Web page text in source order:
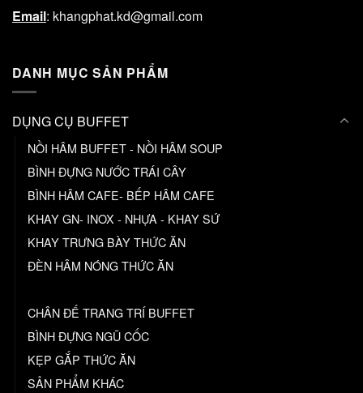
Email: khangphat.kd@gmail.com
DANH MỤC SẢN PHẨM
DỤNG CỤ BUFFET
NỒI HÂM BUFFET - NỒI HÂM SOUP
BÌNH ĐỰNG NƯỚC TRÁI CÂY
BÌNH HÂM CAFE- BẾP HÂM CAFE
KHAY GN- INOX - NHỰA - KHAY SỨ
KHAY TRƯNG BÀY THỨC ĂN
ĐÈN HÂM NÓNG THỨC ĂN
CHÂN ĐẾ TRANG TRÍ BUFFET
BÌNH ĐỰNG NGŨ CỐC
KẸP GẮP THỨC ĂN
SẢN PHẨM KHÁC